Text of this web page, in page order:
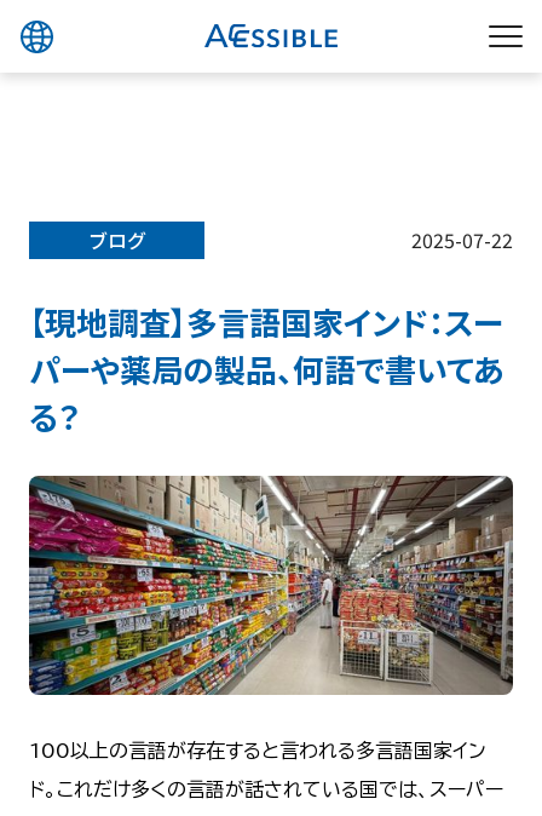
ブログ 2025-07-22
【現地調査】多言語国家インド：スー
パーや薬局の製品、何語で書いてあ
る？
100以上の言語が存在すると言われる多言語国家イン
ド。これだけ多くの言語が話されている国では、スーパー